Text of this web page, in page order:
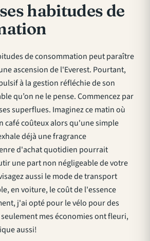
habitudes de
de consommation peut paraître
ascension de l'Everest. Pourtant,
à la gestion réfléchie de son
qu’on ne le pense. Commencez par
superflues. Imaginez ce matin où
café coûteux alors qu'une simple
déjà une fragrance
d'achat quotidien pourrait
une part non négligeable de votre
aussi le mode de transport
en voiture, le coût de l'essence
j'ai opté pour le vélo pour des
mes économies ont fleuri,
aussi!